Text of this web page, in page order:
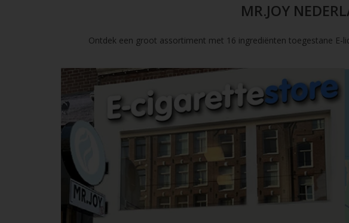
MR.JOY
Ontdek een groot assortiment met 16 ingrediënten toegestane